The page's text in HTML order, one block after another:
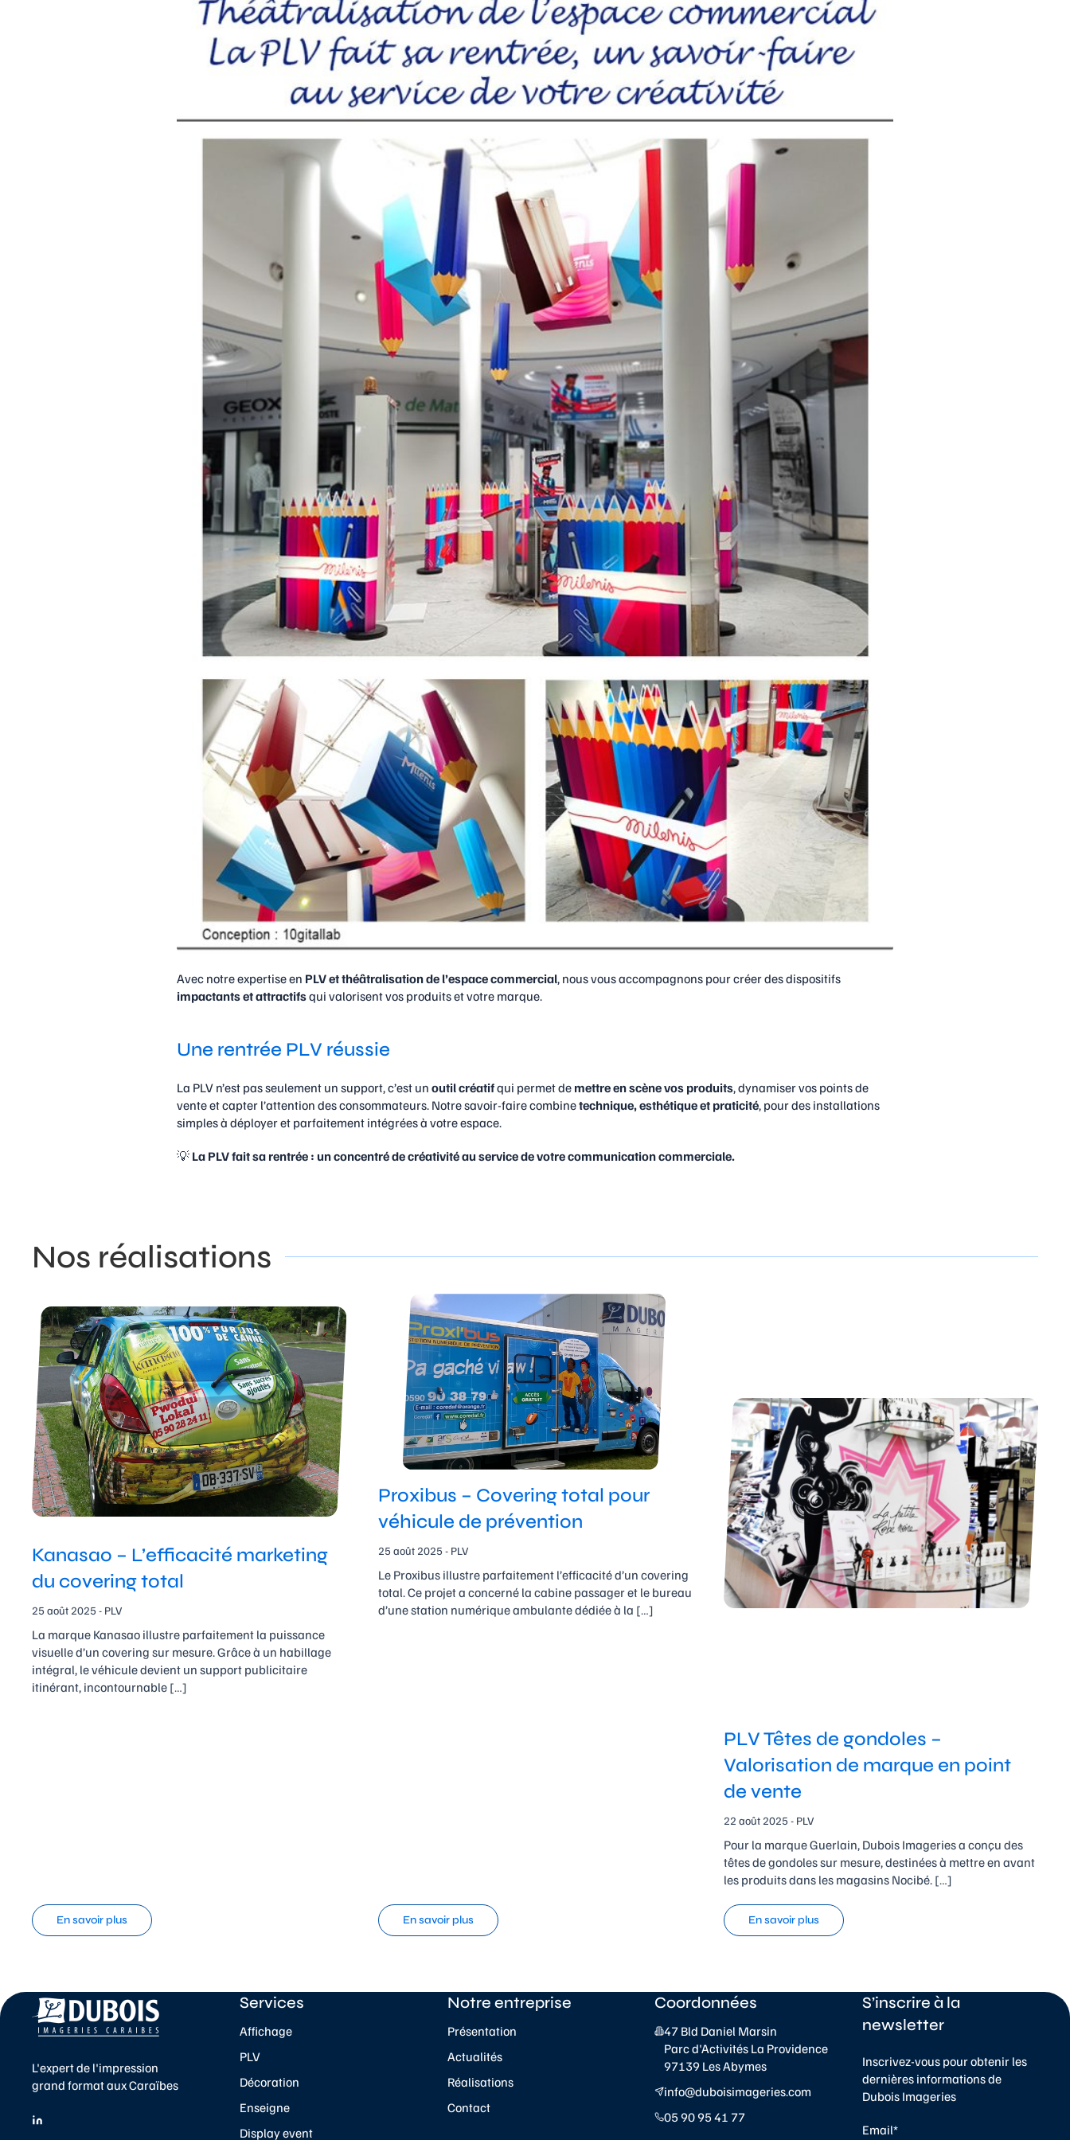
Avec notre expertise en PLV et théâtralisation de l’espace commercial, nous vous accompagnons pour créer des dispositifs
impactants et attractifsqui valorisent vos produits et votre marque.
Une rentrée PLV réussie
La PLV n’est pas seulement un support, c’est un outil créatifqui permet de mettre en scène vos produits, dynamiser vos points de
vente et capter l’attention des consommateurs. Notre savoir-faire combinetechnique, esthétique et praticité, pour des installations
simples à déployer et parfaitement intégrées à votre espace.
💡 La PLV fait sa rentrée : un concentré de créativité au service de votre communication commerciale.
Nos réalisations
Kanasao – L’efficacité marketing
du covering total
25 août 2025 - PLV
La marque Kanasao illustre parfaitement la puissance
visuelle d’un covering sur mesure. Grâce à un habillage
intégral, le véhicule devient un support publicitaire
itinérant, incontournable […]
En savoir plus
Proxibus – Covering total pour
véhicule de prévention
25 août 2025 - PLV
Le Proxibus illustre parfaitement l’efficacité d’un covering
total. Ce projet a concerné la cabine passager et le bureau
d’une station numérique ambulante dédiée à la […]
En savoir plus
PLV Têtes de gondoles –
Valorisation de marque en point
de vente
22 août 2025 - PLV
Pour la marque Guerlain, Dubois Imageries a conçu des
têtes de gondoles sur mesure, destinées à mettre en avant
les produits dans les magasins Nocibé. […]
En savoir plus
L'expert de l'impression
grand format aux Caraïbes
Services
Affichage
PLV
Décoration
Enseigne
Display event
Notre entreprise
Présentation
Actualités
Réalisations
Contact
Coordonnées
47 Bld Daniel Marsin
Parc d'Activités La Providence
97139 Les Abymes
info@duboisimageries.com
05 90 95 41 77
S’inscrire à la
newsletter
Inscrivez-vous pour obtenir les
dernières informations de
Dubois Imageries
Email*